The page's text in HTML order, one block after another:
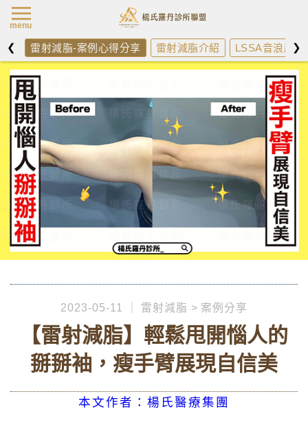
❮ 雷射減脂-案例心得分享 雷射減脂介紹 LSSA音浪脂雕
❯
2023-05-11 雷射減脂 案例分享
【雷射減脂】輕鬆甩開惱人的
掰掰袖，瘦手臂展現自信美
本文作者：楊氏醫療集團
menu